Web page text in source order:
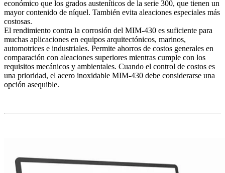
económico que los grados austeníticos de la serie 300, que tienen un
mayor contenido de níquel. También evita aleaciones especiales más
costosas.
El rendimiento contra la corrosión del MIM-430 es suficiente para
muchas aplicaciones en equipos arquitectónicos, marinos,
automotrices e industriales. Permite ahorros de costos generales en
comparación con aleaciones superiores mientras cumple con los
requisitos mecánicos y ambientales. Cuando el control de costos es
una prioridad, el acero inoxidable MIM-430 debe considerarse una
opción asequible.